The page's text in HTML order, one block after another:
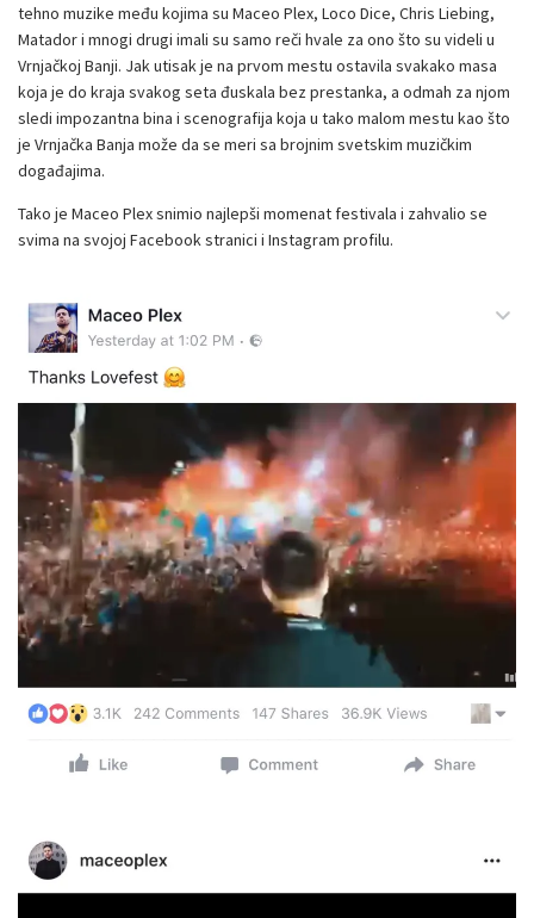
tehno muzike među kojima su Maceo Plex, Loco Dice, Chris Liebing,
Matador i mnogi drugi imali su samo reči hvale za ono što su videli u
Vrnjačkoj Banji. Jak utisak je na prvom mestu ostavila svakako masa
koja je do kraja svakog seta đuskala bez prestanka, a odmah za njom
sledi impozantna bina i scenografija koja u tako malom mestu kao što
je Vrnjačka Banja može da se meri sa brojnim svetskim muzičkim
događajima.
Tako je Maceo Plex snimio najlepši momenat festivala i zahvalio se
svima na svojoj Facebook stranici i Instagram profilu.